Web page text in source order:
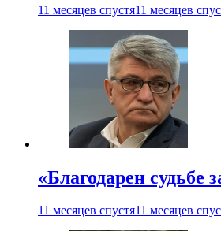
11 месяцев спустя11 месяцев
«Благодарен
11 месяцев спустя11 месяцев